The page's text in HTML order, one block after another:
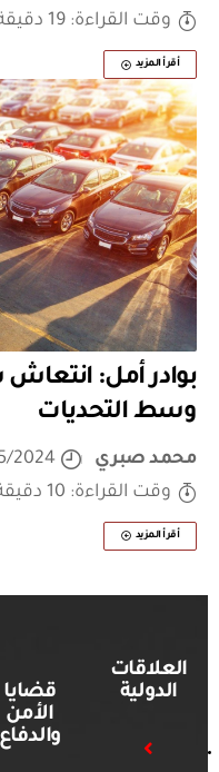
وقت القراءة: 19 دقيقة
أقرأ المزيد
بوادر أمل:
وسط التحديات
محمد صبري
2024
وقت القراءة: 10 دقيقة
أقرأ المزيد
العلاقات
الدولية
قضايا
الأمن
والدفاع